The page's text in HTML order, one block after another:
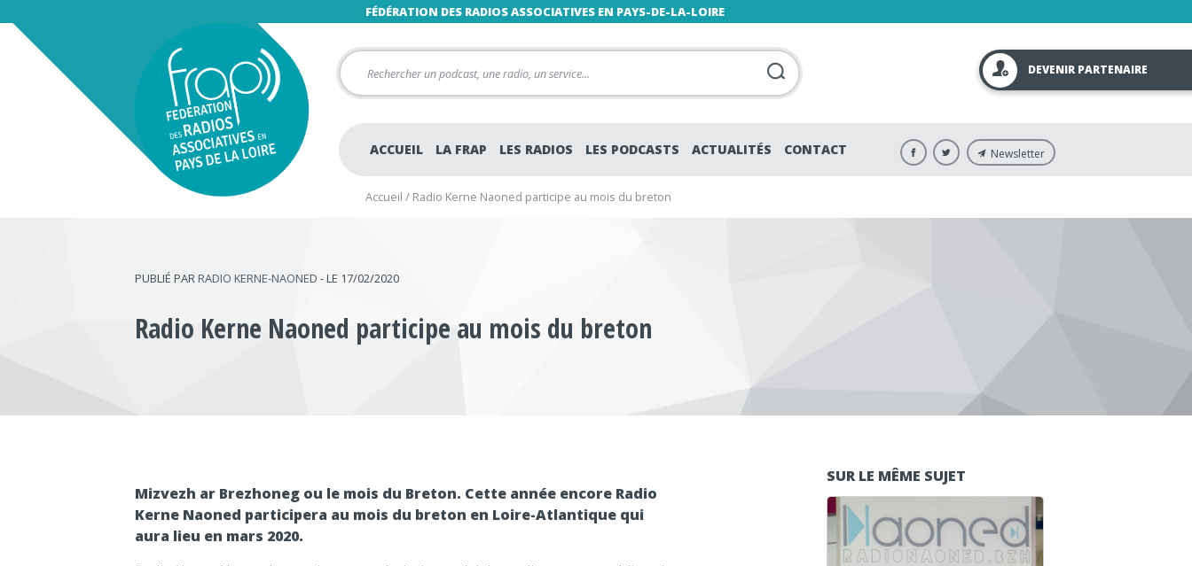
FÉDÉRATION DES RADIOS ASSOCIATIVES EN PAYS-DE-LA-LOIRE
DEVENIR PARTENAIRE
ACCUEIL LA FRAP LES RADIOS LES PODCASTS ACTUALITÉS CONTACT Newsletter
Accueil / Radio Kerne Naoned participe au mois du breton
PUBLIÉ PAR RADIO KERNE-NAONED - LE 17/02/2020
Radio Kerne Naoned participe au mois du breton
Mizvezh ar Brezhoneg ou le mois du Breton. Cette année encore Radio
Kerne Naoned participera au mois du breton en Loire-Atlantique qui
aura lieu en mars 2020.
SUR LE MÊME SUJET